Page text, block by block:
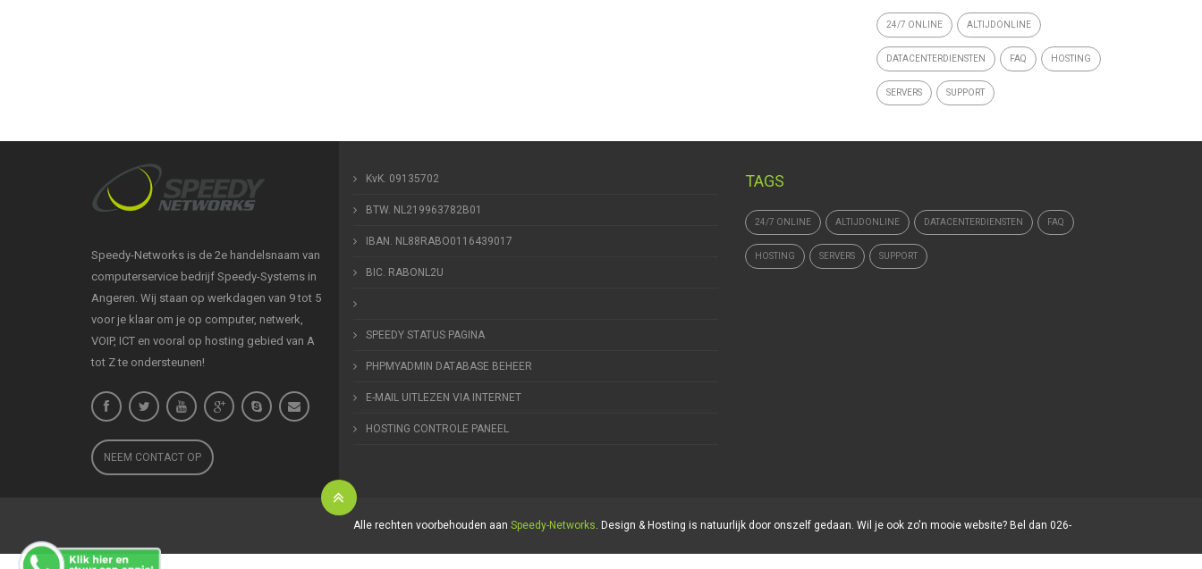
24/7 ONLINE ALTIJDONLINE
DATACENTERDIENSTEN FAQ HOSTING
SERVERS SUPPORT
Speedy-Networks is de 2e handelsnaam van
computerservice bedrijf Speedy-Systems in
Angeren. Wij staan op werkdagen van 9 tot 5
voor je klaar om je op computer, netwerk,
VOIP, ICT en vooral op hosting gebied van A
tot Z te ondersteunen!
NEEM CONTACT OP
KvK. 09135702
BTW. NL219963782B01
IBAN. NL88RABO0116439017
BIC. RABONL2U
SPEEDY STATUS PAGINA
PHPMYADMIN DATABASE BEHEER
E-MAIL UITLEZEN VIA INTERNET
HOSTING CONTROLE PANEEL
TAGS
24/7 ONLINE ALTIJDONLINE DATACENTERDIENSTEN FAQ
HOSTING SERVERS SUPPORT
Alle rechten voorbehouden aan Speedy-Networks. Design & Hosting is natuurlijk door onszelf gedaan. Wil je ook zo'n mooie website? Bel dan 026-